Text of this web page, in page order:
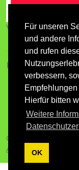
Für unseren
und andere
und rufen
verbessern,
Hierfür bitten
Weitere
OK
Verzeichnis für
Kontakt
Impressum
AGB
Datenschutz
Newsletter
Copyright 2026.
Anmelden